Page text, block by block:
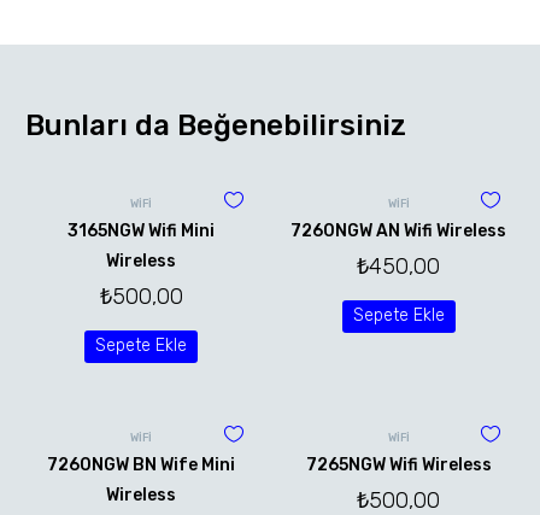
Bunları da Beğenebilirsiniz
WİFİ
3165NGW Wifi Mini
Wireless
₺500,00
Sepete Ekle
WİFİ
7260NGW AN Wifi Wireless
₺450,00
Sepete Ekle
WİFİ
7260NGW BN Wife Mini
Wireless
WİFİ
7265NGW Wifi Wireless
₺500,00